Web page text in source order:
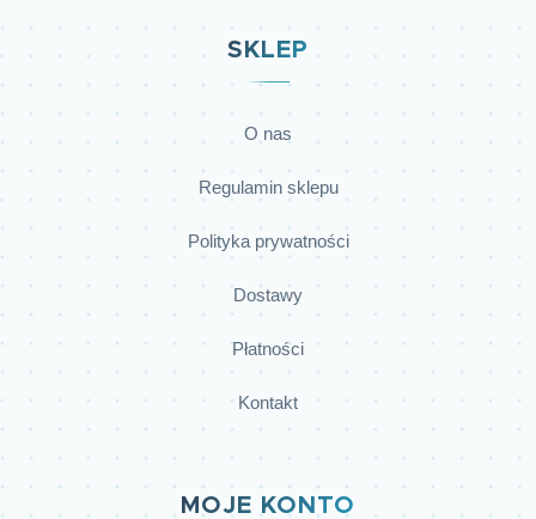
SKLEP
O nas
Regulamin sklepu
Polityka prywatności
Dostawy
Płatności
Kontakt
MOJE KONTO